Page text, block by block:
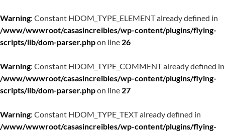
Warning: Constant HDOM_TYPE_ELEMENT already defined in
/www/wwwroot/casasincreibles/wp-content/plugins/flying-
scripts/lib/dom-parser.phpon line 26
Warning: Constant HDOM_TYPE_COMMENT already defined in
/www/wwwroot/casasincreibles/wp-content/plugins/flying-
scripts/lib/dom-parser.phpon line 27
Warning: Constant HDOM_TYPE_TEXT already defined in
/www/wwwroot/casasincreibles/wp-content/plugins/flying-